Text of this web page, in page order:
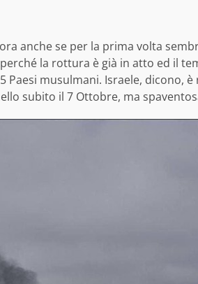
anche se per la prima volta
la rottura è già in atto ed il
musulmani. Israele, dicono,
subito il 7 Ottobre, ma